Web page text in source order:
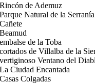
Rincón de Ademuz
Parque Natural de la
Cañete
Beamud
embalse de la Toba
cortados de Villalba de la
vertiginoso Ventano del
La Ciudad Encantada
Casas Colgadas